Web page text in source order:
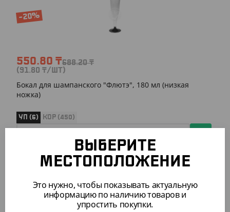
-20%
550.80 ₸688.20₸
(91.80 ₸/ШТ)
Бокал для шампанского "Флютэ", 180 мл (низкая
ножка)
УП (6) КОР (450)
АРТ. 13002081
ВЫБЕРИТЕ
МЕСТОПОЛОЖЕНИЕ
Это нужно, чтобы показывать актуальную
информацию по наличию товаров и
упростить покупки.